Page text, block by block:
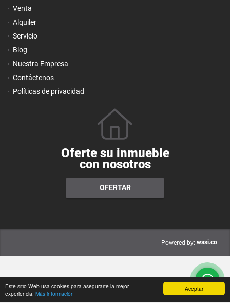
Aceptar
Este sitio Web usa cookies para asegurarte la mejor
experiencia. Más información
Venta
Alquiler
Servicio
Blog
Nuestra Empresa
Contáctenos
Políticas de privacidad
Oferte su inmueble
con nosotros
OFERTAR
Powered by: wasi.co